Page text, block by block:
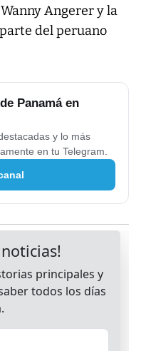
Angerer y la
del peruano
Panamá en
y lo más
en tu Telegram.